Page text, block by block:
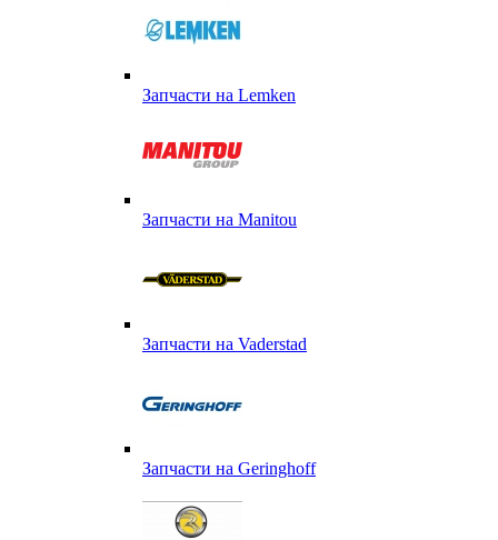
Запчасти на Lemken
Запчасти на Manitou
Запчасти на Vaderstad
Запчасти на Geringhoff